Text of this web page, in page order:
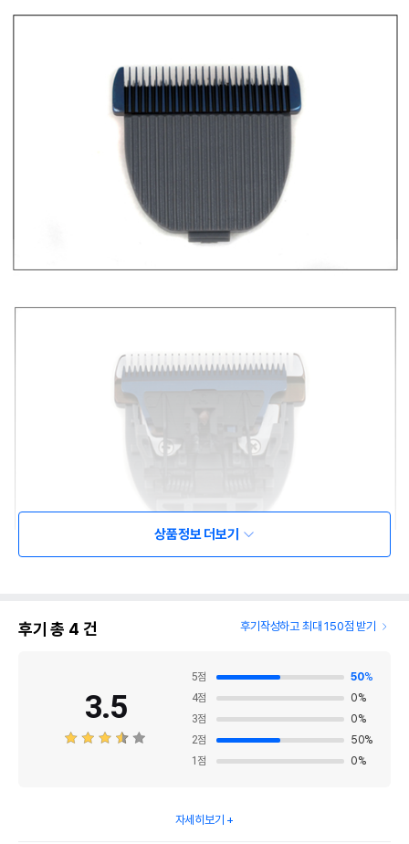
품명 및 모델명 리케이 7200 날
받았음을 확인할수 있는
상세페이지 참조
상품정보 더보기
후기 총 4 건 후기작성하고 최대 150점 받기
3.5
5점 50%
4점 0%
3점 0%
2점 50%
1 점 0%
자세히보기